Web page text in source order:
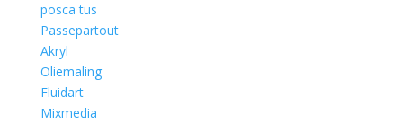
posca tus
Passepartout
Akryl
Oliemaling
Fluidart
Mixmedia